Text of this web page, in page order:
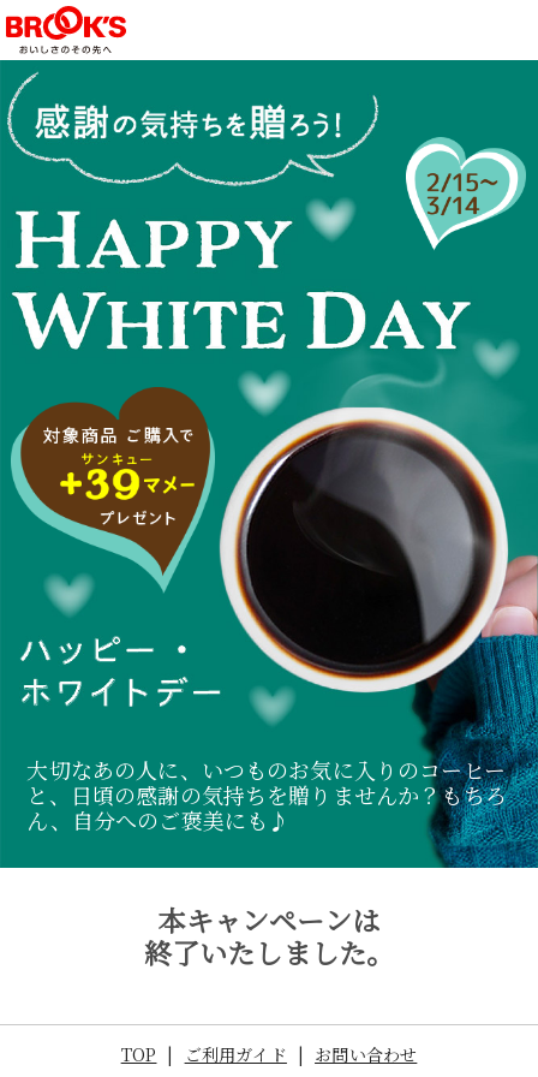
大切なあの人に、いつものお気に入りのコーヒー
と、日頃の感謝の気持ちを贈りませんか？もちろ
ん、自分へのご褒美にも♪
本キャンペーンは
終了いたしました。
TOP | ご利用ガイド | お問い合わせ